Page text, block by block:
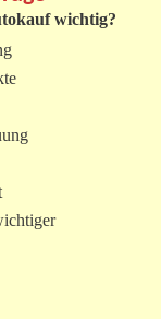
wichtig?